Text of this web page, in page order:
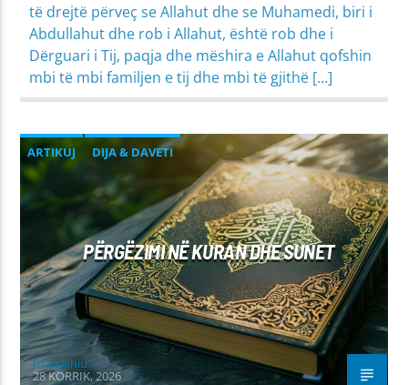
të drejtë përveç se Allahut dhe se Muhamedi, biri i
Abdullahut dhe rob i Allahut, është rob dhe i
Dërguari i Tij, paqja dhe mëshira e Allahut qofshin
mbi të mbi familjen e tij dhe mbi të gjithë […]
ARTIKUJ
DIJA & DAVETI
MIRËSJELLJA - EDUKATA FETARE
PROBLEME SHPIRTËRORE & SHOQËRORE
PËRGËZIMI NË KURAN DHE SUNET
Irfan Jahiu
28 KORRIK, 2026